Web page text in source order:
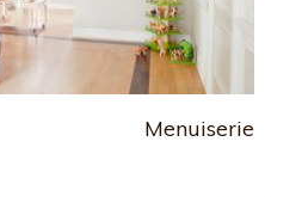
Menuiserie